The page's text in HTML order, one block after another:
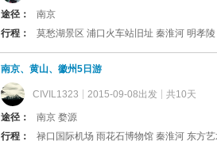
途径：
南京
行程：
南京、黄山、徽州5日游
CIVIL1323 2015-09-08出发 共10天
途径：
南京 婺源
行程：